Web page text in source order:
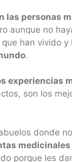
las personas
aunque no
han vivido
.
experiencias
son los
donde
porque les